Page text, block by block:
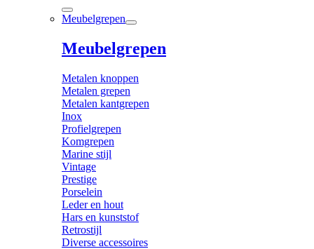
Meubelgrepen
Meubelgrepen
Metalen knoppen
Metalen grepen
Metalen kantgrepen
Inox
Profielgrepen
Komgrepen
Marine stijl
Vintage
Prestige
Porselein
Leder en hout
Hars en kunststof
Retrostijl
Diverse accessoires